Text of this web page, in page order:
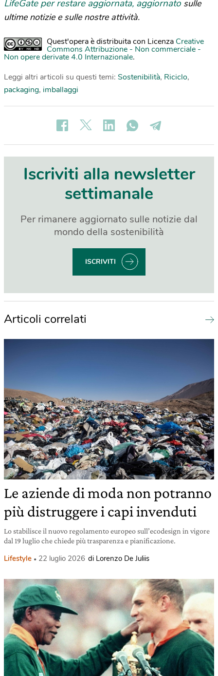
LifeGate per restare aggiornata, aggiornato sulle
ultime notizie e sulle nostre attività.
Quest'opera è distribuita con Licenza Creative
Commons Attribuzione - Non commerciale -
Non opere derivate 4.0 Internazionale.
Leggi altri articoli su questi temi: Sostenibilità, Riciclo,
packaging, imballaggi
Iscriviti alla newsletter
settimanale
Per rimanere aggiornato sulle notizie dal
mondo della sostenibilità
ISCRIVITI
Articoli correlati
Le aziende di moda non potranno
più distruggere i capi invenduti
Lo stabilisce il nuovo regolamento europeo sull’ecodesign in vigore
dal 19 luglio che chiede più trasparenza e pianificazione.
Lifestyle 22 luglio 2026 di Lorenzo De Juliis